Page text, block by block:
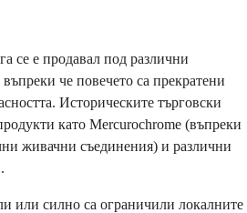
се е продавал под различни
че повечето са прекратени
Историческите търговски
като Mercurochrome (въпреки
живачни съединения) и различни
или силно са ограничили локалните